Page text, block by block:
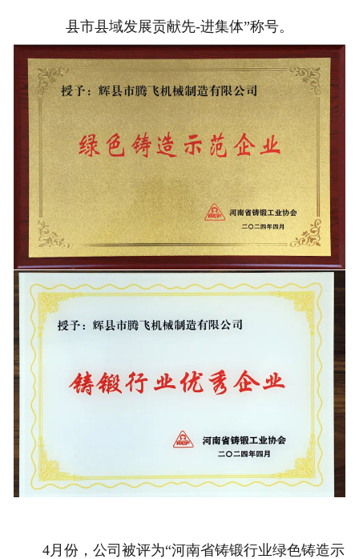
县市县域发展贡献先-进集体”称号。
4月份，公司被评为“河南省铸锻行业绿色铸造示